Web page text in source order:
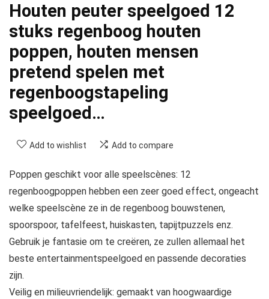
Houten peuter speelgoed 12
stuks regenboog houten
poppen, houten mensen
pretend spelen met
regenboogstapeling
speelgoed…
Add to wishlist Add to compare
Poppen geschikt voor alle speelscènes: 12
regenboogpoppen hebben een zeer goed effect, ongeacht
welke speelscène ze in de regenboog bouwstenen,
spoorspoor, tafelfeest, huiskasten, tapijtpuzzels enz.
Gebruik je fantasie om te creëren, ze zullen allemaal het
beste entertainmentspeelgoed en passende decoraties
zijn.
Veilig en milieuvriendelijk: gemaakt van hoogwaardige